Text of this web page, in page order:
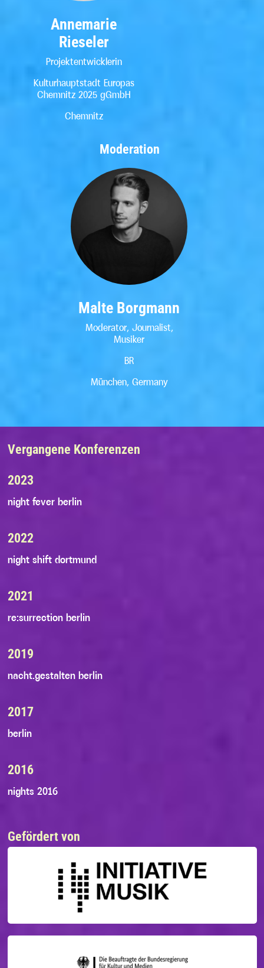
Annemarie
Rieseler
Projektentwicklerin
Kulturhauptstadt Europas
Chemnitz 2025 gGmbH
Chemnitz
Moderation
Malte Borgmann
Moderator, Journalist,
Musiker
BR
München, Germany
Vergangene Konferenzen
2023
night fever berlin
2022
night shift dortmund
2021
re:surrection berlin
2019
nacht.gestalten berlin
2017
berlin
2016
nights 2016
Gefördert von